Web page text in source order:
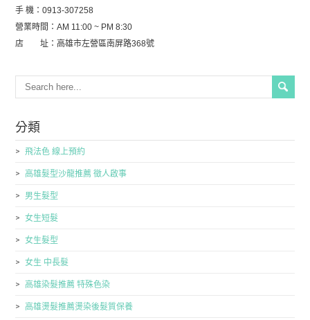
手 機：0913-307258
營業時間：AM 11:00 ~ PM 8:30
店 址：高雄市左營區南屏路368號
分類
飛法色 線上預約
高雄髮型沙龍推薦 徵人啟事
男生髮型
女生短髮
女生髮型
女生 中長髮
高雄染髮推薦 特殊色染
高雄燙髮推薦燙染後髮質保養